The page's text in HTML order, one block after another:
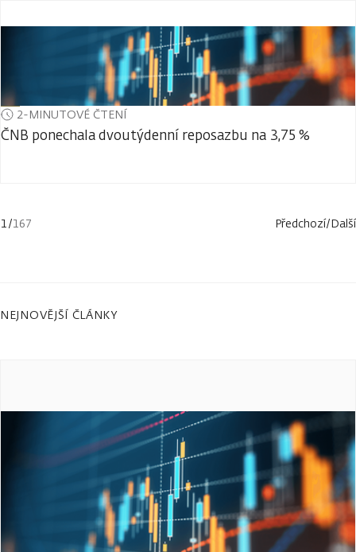
2-MINUTOVÉ ČTENÍ
ČNB ponechala dvoutýdenní reposazbu na 3,75 %
1/167 Předchozí/Další
NEJNOVĚJŠÍ ČLÁNKY